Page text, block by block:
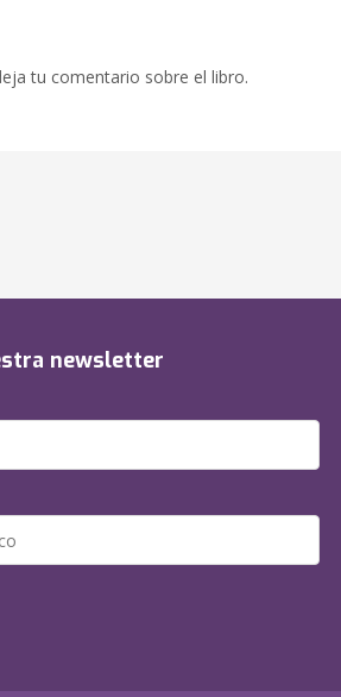
tu comentario sobre el libro.
newsletter